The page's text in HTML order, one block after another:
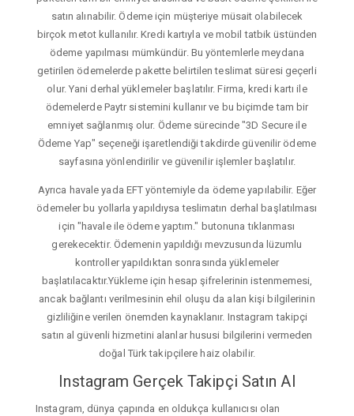
satın alınabilir. Ödeme için müşteriye müsait olabilecek
birçok metot kullanılır. Kredi kartıyla ve mobil tatbik üstünden
ödeme yapılması mümkündür. Bu yöntemlerle meydana
getirilen ödemelerde pakette belirtilen teslimat süresi geçerli
olur. Yani derhal yüklemeler başlatılır. Firma, kredi kartı ile
ödemelerde Paytr sistemini kullanır ve bu biçimde tam bir
emniyet sağlanmış olur. Ödeme sürecinde "3D Secure ile
Ödeme Yap" seçeneği işaretlendiği takdirde güvenilir ödeme
sayfasına yönlendirilir ve güvenilir işlemler başlatılır.
Ayrıca havale yada EFT yöntemiyle da ödeme yapılabilir. Eğer
ödemeler bu yollarla yapıldıysa teslimatın derhal başlatılması
için "havale ile ödeme yaptım." butonuna tıklanması
gerekecektir. Ödemenin yapıldığı mevzusunda lüzumlu
kontroller yapıldıktan sonrasında yüklemeler
başlatılacaktır.Yükleme için hesap şifrelerinin istenmemesi,
ancak bağlantı verilmesinin ehil oluşu da alan kişi bilgilerinin
gizliliğine verilen önemden kaynaklanır. Instagram takipçi
satın al güvenli hizmetini alanlar hususi bilgilerini vermeden
doğal Türk takipçilere haiz olabilir.
Instagram Gerçek Takipçi Satın Al
Instagram, dünya çapında en oldukça kullanıcısı olan